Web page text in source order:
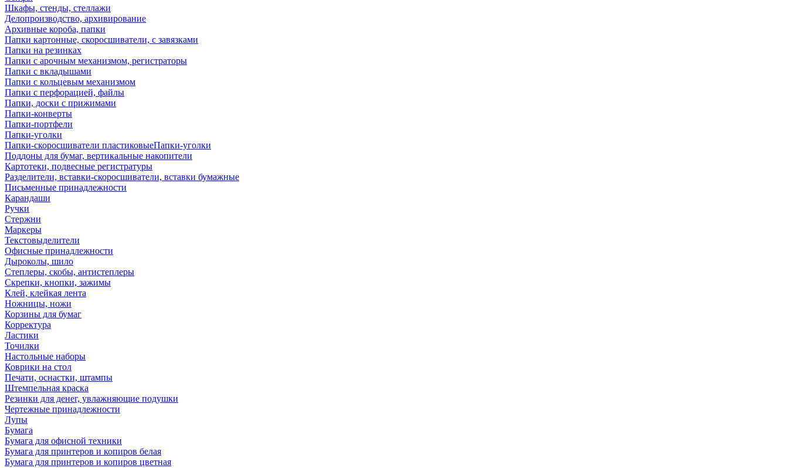
Шкафы, стенды, стеллажи
Делопроизводство, архивирование
Архивные короба, папки
Папки картонные, скоросшиватели, с завязками
Папки на резинках
Папки с арочным механизмом, регистраторы
Папки с вкладышами
Папки с кольцевым механизмом
Папки с перфорацией, файлы
Папки, доски с прижимами
Папки-конверты
Папки-портфели
Папки-уголки
Папки-скоросшиватели пластиковыеПапки-уголки
Поддоны для бумаг, вертикальные накопители
Картотеки, подвесные регистратуры
Разделители, вставки-скоросшиватели, вставки бумажные
Письменные принадлежности
Карандаши
Ручки
Стержни
Маркеры
Текстовыделители
Офисные принадлежности
Дыроколы, шило
Степлеры, скобы, антистеплеры
Скрепки, кнопки, зажимы
Клей, клейкая лента
Ножницы, ножи
Корзины для бумаг
Корректура
Ластики
Точилки
Настольные наборы
Коврики на стол
Печати, оснастки, штампы
Штемпельная краска
Резинки для денег, увлажняющие подушки
Чертежные принадлежности
Лупы
Бумага
Бумага для офисной техники
Бумага для принтеров и копиров белая
Бумага для принтеров и копиров цветная